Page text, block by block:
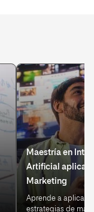
Maestría en
Artificial
Marketing
Aprende a aplicar
estrategias de